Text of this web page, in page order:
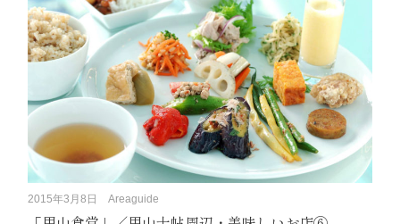
2015年3月8日 Areaguide